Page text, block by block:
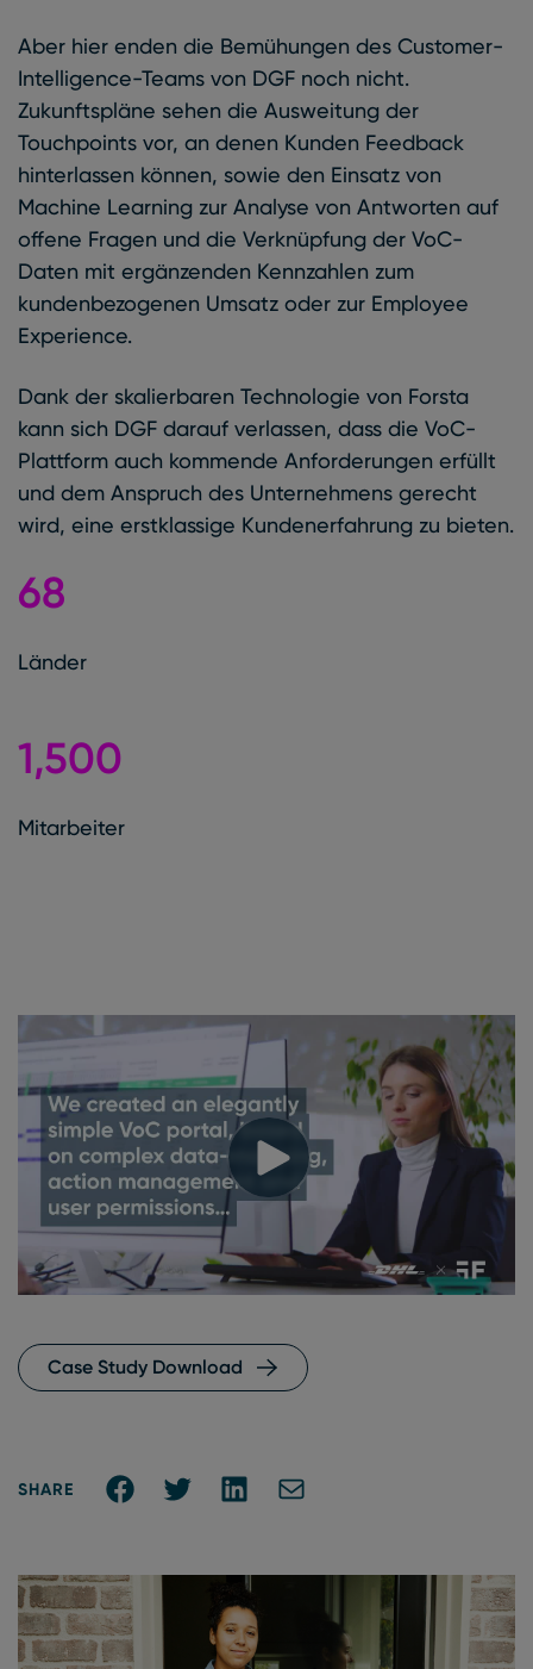
Aber hier enden die Bemühungen des Customer-
Intelligence-Teams von DGF noch nicht.
Zukunftspläne sehen die Ausweitung der
Touchpoints vor, an denen Kunden Feedback
hinterlassen können, sowie den Einsatz von
Machine Learning zur Analyse von Antworten auf
offene Fragen und die Verknüpfung der VoC-
Daten mit ergänzenden Kennzahlen zum
kundenbezogenen Umsatz oder zur Employee
Experience.
Dank der skalierbaren Technologie von Forsta
kann sich DGF darauf verlassen, dass die VoC-
Plattform auch kommende Anforderungen erfüllt
und dem Anspruch des Unternehmens gerecht
wird, eine erstklassige Kundenerfahrung zu bieten.
68
Länder
1,500
Mitarbeiter
Case Study Download
Share on Facebook
Share on Twitter
Share on Linkedin
Share via E-mail